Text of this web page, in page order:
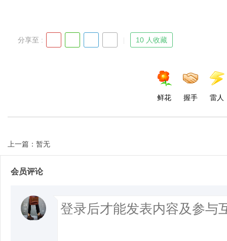
分享至 : 10 人收藏
鲜花 握手 雷人
上一篇：暂无
会员评论